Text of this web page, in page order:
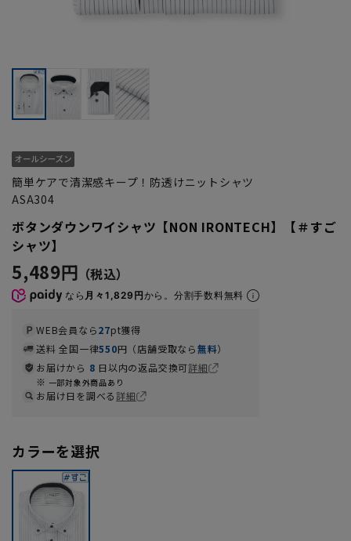
簡単ケアで清潔感キープ！防透けニットシャツ
ASA304
ボタンダウンワイシャツ【NON IRONTECH】【＃すご
シャツ】
5,489円
なら 月々1,829円から。分割手数料無料
WEB会員なら27pt獲得
送料 全国一律550円（店舗受取なら無料）
お届けから 8 日以内の返品交換可詳細
一部対象外商品あり
お届け日を調べる詳細
カラーを選択